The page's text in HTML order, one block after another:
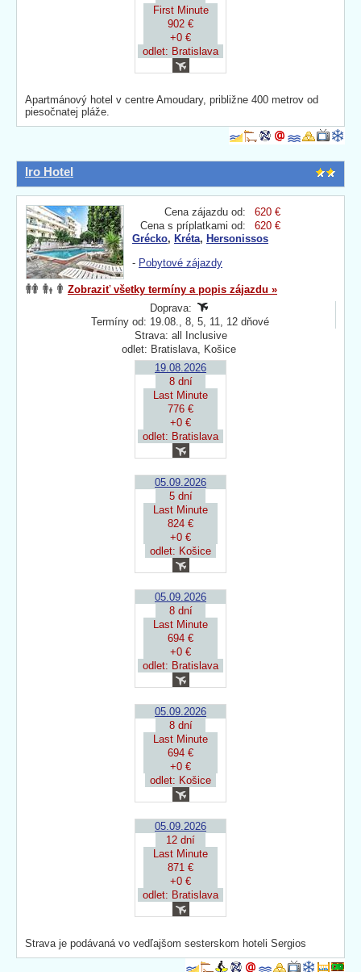
First Minute
902 €
+0 €
odlet: Bratislava
Apartmánový hotel v centre Amoudary, približne 400 metrov od
piesočnatej pláže.
Iro Hotel
Cena zájazdu od:
620 €
Cena s príplatkami od:
620 €
Grécko, Kréta, Hersonissos
- Pobytové zájazdy
Zobraziť všetky termíny a popis zájazdu »
Doprava:
Termíny od: 19.08., 8, 5, 11, 12 dňové
Strava: all Inclusive
odlet: Bratislava, Košice
19.08.2026
8 dní
Last Minute
776 €
+0 €
odlet: Bratislava
05.09.2026
5 dní
Last Minute
824 €
+0 €
odlet: Košice
05.09.2026
8 dní
Last Minute
694 €
+0 €
odlet: Bratislava
05.09.2026
8 dní
Last Minute
694 €
+0 €
odlet: Košice
05.09.2026
12 dní
Last Minute
871 €
+0 €
odlet: Bratislava
Strava je podávaná vo vedľajšom sesterskom hoteli Sergios